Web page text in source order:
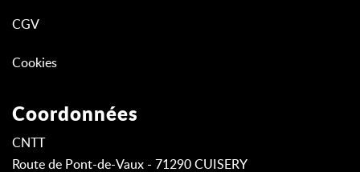
CGV
Cookies
Coordonnées
CNTT
Route de Pont-de-Vaux - 71290 CUISERY